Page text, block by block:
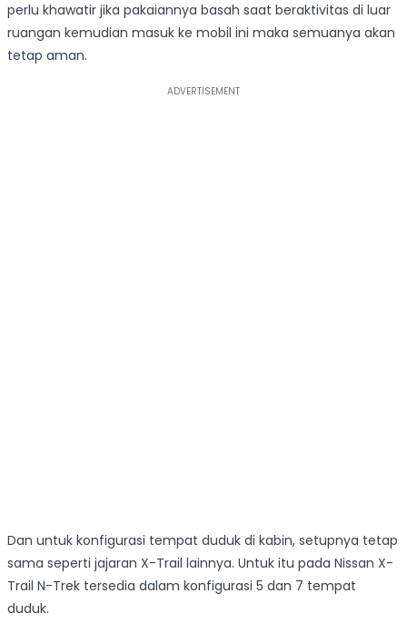
perlu khawatir jika pakaiannya basah saat beraktivitas di luar
ruangan kemudian masuk ke mobil ini maka semuanya akan
tetap aman.
Dan untuk konfigurasi tempat duduk di kabin, setupnya tetap
sama seperti jajaran X-Trail lainnya. Untuk itu pada Nissan X-
Trail N-Trek tersedia dalam konfigurasi 5 dan 7 tempat
duduk.